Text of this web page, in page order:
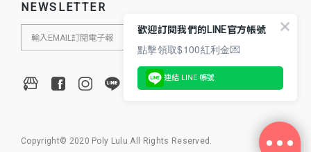
NEWSLETTER
Copyright© 2020 Poly Lulu All Rights Reserved.
歡迎訂閱我們的LINE官方帳號
點擊領取$100紅利金💌
連結 LINE 帳號